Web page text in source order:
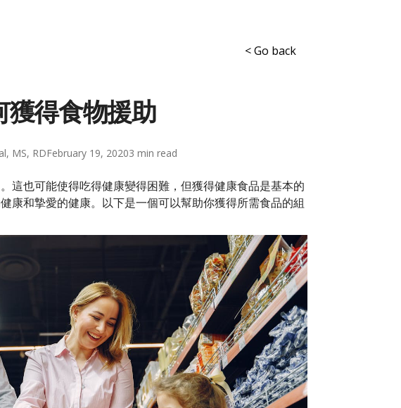
< Go back
獲得食物援助
MS, RDFebruary 19, 20203
這也可能使得吃得健康變得困難，但獲得健康食品是基本的
康和摯愛的健康。以下是一個可以幫助你獲得所需食品的組